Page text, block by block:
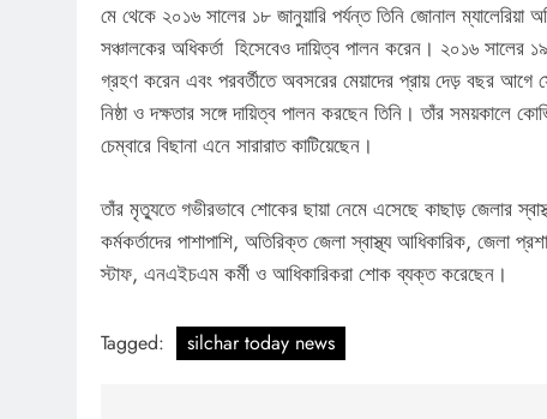
মে থেকে ২০১৬ সালের ১৮ জানুয়ারি পর্যন্ত তিনি জোনাল ম্যালেরিয়া
সঞ্চালকের অধিকর্তা হিসেবেও দায়িত্ব পালন করেন। ২০১৬ সালের ১৯
গ্রহণ করেন এবং পরবর্তীতে অবসরের মেয়াদের প্রায় দেড় বছর আগে
নিষ্ঠা ও দক্ষতার সঙ্গে দায়িত্ব পালন করছেন তিনি। তাঁর সময়কালে
চেম্বারে বিছানা এনে সারারাত কাটিয়েছেন।
তাঁর মৃত্যুতে গভীরভাবে শোকের ছায়া নেমে এসেছে কাছাড় জেলার
কর্মকর্তাদের পাশাপাশি, অতিরিক্ত জেলা স্বাস্থ্য আধিকারিক, জেলা
স্টাফ, এনএইচএম কর্মী ও আধিকারিকরা শোক ব্যক্ত করেছেন।
Tagged: silchar today news